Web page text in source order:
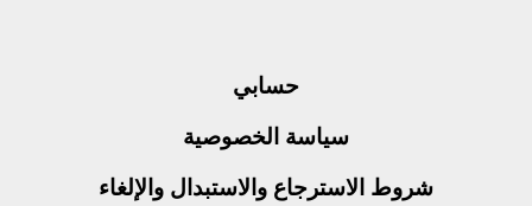
حسابي
سياسة الخصوصية
شروط الاسترجاع والاستبدال والإلغاء